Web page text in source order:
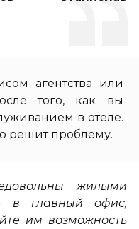
агентства или
того, как вы
в отеле.
решит проблему.
жилыми
в главный офис,
им возможность